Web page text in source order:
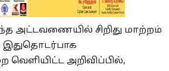
அட்டவணையில் சிறிது மாற்றம்
இதுதொடர்பாக
வெளியிட்ட அறிவிப்பில்,